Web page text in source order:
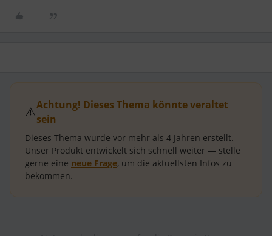
⚠️Achtung! Dieses Thema könnte veraltet
sein
Dieses Thema wurde vor mehr als 4 Jahren erstellt.
Unser Produkt entwickelt sich schnell weiter — stelle
gerne eine neue Frage, um die aktuellsten Infos zu
bekommen.